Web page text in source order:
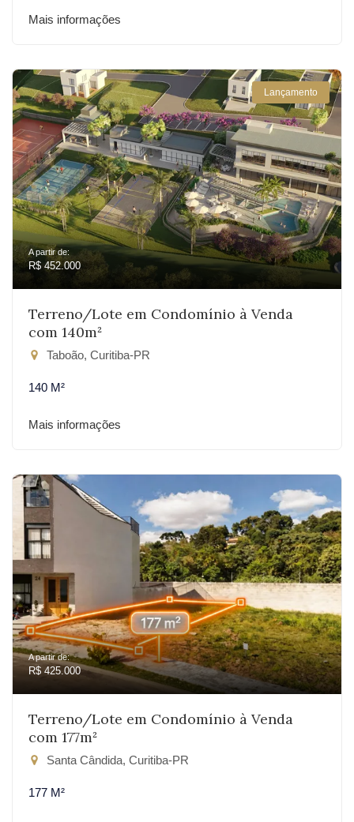
Mais informações
Lançamento
A partir de:
R$ 452.000
Terreno/Lote em Condomínio à Venda
com 140m²
Taboão, Curitiba-PR
140 M²
Mais informações
A partir de:
R$ 425.000
Terreno/Lote em Condomínio à Venda
com 177m²
Santa Cândida, Curitiba-PR
177 M²